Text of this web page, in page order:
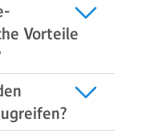
Vorteile